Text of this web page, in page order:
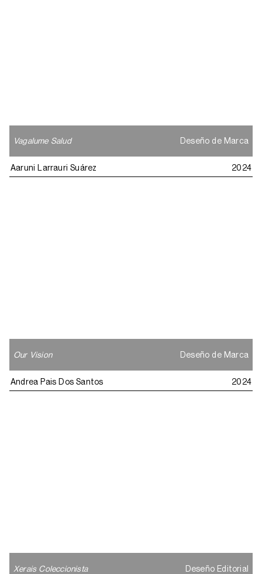
Vagalume Salud Deseño de Marca
Aaruni Larrauri Suárez 2024
Our Vision Deseño de Marca
Andrea Pais Dos Santos 2024
Xerais Coleccionista Deseño Editorial